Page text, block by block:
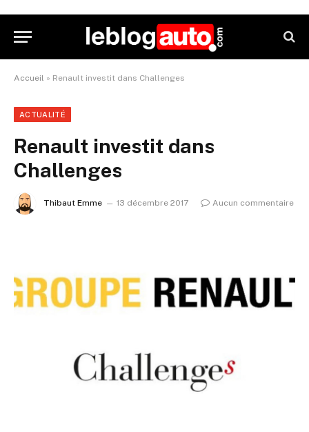
Accueil » Renault investit dans Challenges
ACTUALITÉ
Renault investit dans
Challenges
Thibaut Emme 13 décembre 2017 Aucun commentaire